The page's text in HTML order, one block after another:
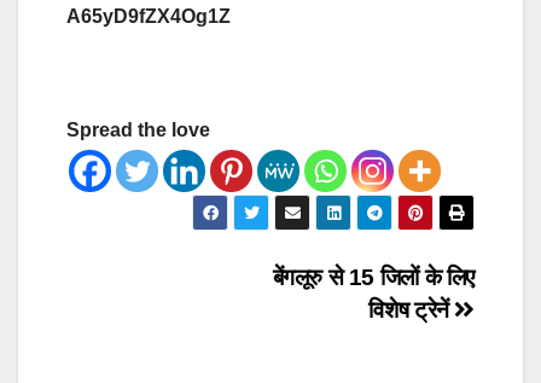
A65yD9fZX4Og1Z
Spread the love
बेंगलूरु से 15 जिलों के लिए
विशेष ट्रेनें